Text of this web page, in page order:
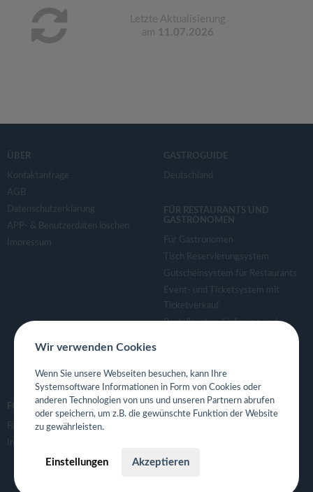
Letzte Aktualisierung
am 11.07.2026
ÜBER
Kontaktanfrage
AGB
Datenschutzerklärung
APP- & Benutzerdaten löschen
Impressum
GASTROGUIDE
Deutschland
FÜR RESTAURANTS UND
GASTRONOMEN
Für Gastronomen
Tisch Reservierungsystem
Gutscheinsystem für Restaurants
Event- und Ticketsystem mit
Ticketverkauf
Bestellsystem Lieferung und
Eigene App für Restaurant
FOLGE UNS
Facebook
Instagram
Wir verwenden Cookies
Wenn Sie unsere Webseiten besuchen, kann Ihre
Systemsoftware Informationen in Form von Cookies oder
anderen Technologien von uns und unseren Partnern abrufen
oder speichern, um z.B. die gewünschte Funktion der Website
zu gewährleisten.
Einstellungen Akzeptieren